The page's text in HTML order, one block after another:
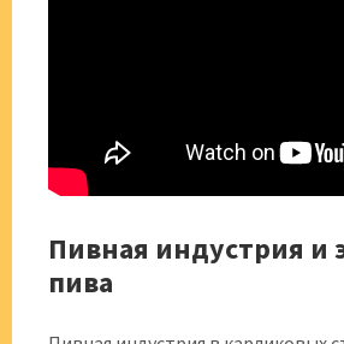
Пивная индустрия и
пива